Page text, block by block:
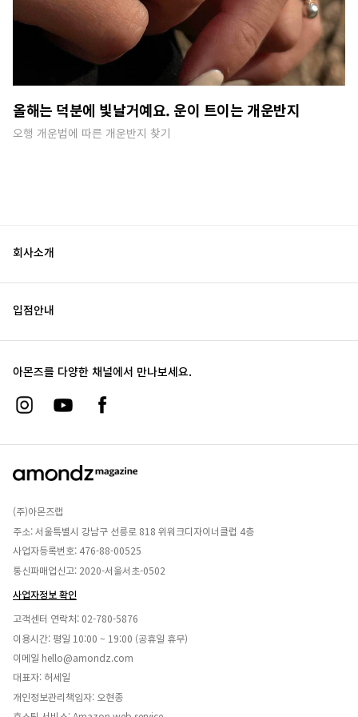
올해는 덕분에 빛날거예요. 운이 트이는 개운반지
오행 개운법에 따른 개운반지 찾기
회사소개
입점안내
아몬즈를 다양한 채널에서 만나보세요.
(주)아몬즈랩
주소: 서울특별시 강남구 선릉로 818 위워크디자이너클럽 4층
사업자등록번호: 476-88-00525
통신파매업신고: 2020-서울서초-0502
사업자정보 확인
고객센터 연락처: 02-780-5876
이용시간: 평일 10:00 ~ 19:00 (공휴일 휴무)
이메일 hello@amondz.com
대표자: 허세일
개인정보관리책임자: 오현종